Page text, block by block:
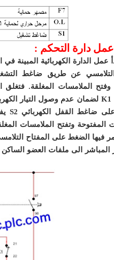
عمل دارة التحكم :
عمل الدارة الكهربائية المبينة
فيها الضغط على المفتاح
المباشر الى ملفات العضو